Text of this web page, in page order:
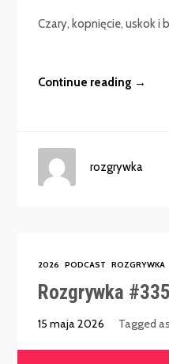
Czary, kopnięcie, uskok i
Continue reading →
rozgrywka
2026 PODCAST ROZGRYWKA
Rozgrywka
15 maja 2026 Tagged